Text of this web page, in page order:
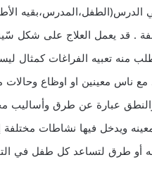
الدرس(الطفل،المدرس،بقيه
. قد يعمل العلاج على شكل
منه تعبيه الفراغات كمثال
ناس معينين او اوظاع وحالات
والنطق عبارة عن طرق وأساليب
ويدخل فيها نشاطات
أو طرق لتساعد كل طفل في